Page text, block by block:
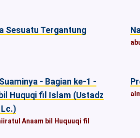
Sesuatu Tergantung
- Bagian ke-1 -
Huquqi fil Islam (Ustadz
Anaam bil Huquuqi fil